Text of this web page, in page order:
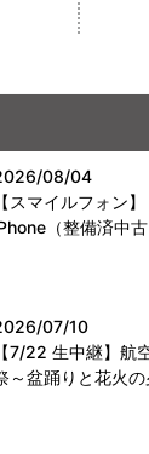
08/04
【スマイルフォン
（整備済中
07/10
【7/22 生中継】航
～盆踊りと花火の